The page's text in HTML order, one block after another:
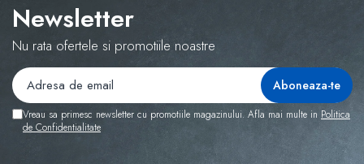
Newsletter
Nu rata ofertele si promotiile noastre
Vreau sa primesc newsletter cu promotiile magazinului. Afla mai multe in Politica
de Confidentialitate